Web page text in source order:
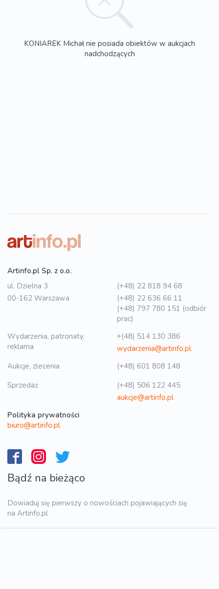
KONIAREK Michał nie posiada obiektów w aukcjach
nadchodzących
Artinfo.pl Sp. z o.o.
ul. Dzielna 3
00-162 Warszawa
(+48) 22 818 94 68
(+48) 22 636 66 11
(+48) 797 780 151 (odbiór
prac)
Wydarzenia, patronaty,
reklama
+(48) 514 130 386
wydarzenia@artinfo.pl
Aukcje, zlecenia
(+48) 601 808 148
Sprzedaż
(+48) 506 122 445
aukcje@artinfo.pl
Polityka prywatności
biuro@artinfo.pl
Bądź na bieżąco
Dowiaduj się pierwszy o nowościach pojawiających się
na Artinfo.pl